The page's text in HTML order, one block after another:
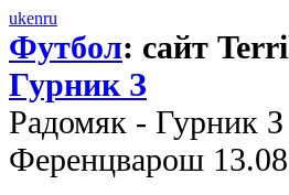
ukenru
Футбол: сайт
Гурник З
Радомяк - Гурник
Ференцварош